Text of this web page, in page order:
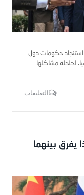
استنجاد حكومات دول
لحلحلة مشاكلها
التعليقات
يفرق بينهما